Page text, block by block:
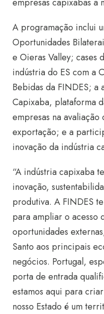
A programação inclui
Oportunidades
e Oieras Valley; cases
indústria do ES com a
Bebidas da FINDES; a
Capixaba, plataforma
empresas na
exportação; e a
inovação da indústria
“A indústria capixaba
inovação,
produtiva. A FINDES
para ampliar o acesso
oportunidades
Santo aos principais
negócios. Portugal,
porta de entrada
estamos aqui para
nosso Estado é um